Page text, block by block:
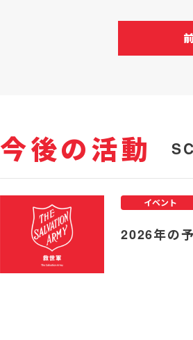
今後の活動
2026年の
イベント